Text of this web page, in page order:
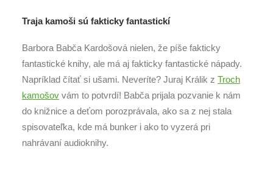
Traja kamoši sú fakticky fantastickí
Barbora Babča Kardošová nielen, že píše fakticky
fantastické knihy, ale má aj fakticky fantastické nápady.
Napríklad čítať si ušami. Neveríte? Juraj Králik z Troch
kamošov vám to potvrdí! Babča prijala pozvanie k nám
do knižnice a deťom porozprávala, ako sa z nej stala
spisovateľka, kde má bunker i ako to vyzerá pri
nahrávaní audioknihy.